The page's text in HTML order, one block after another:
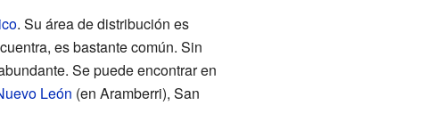
. Su área de distribución es
es bastante común. Sin
Se puede encontrar en
León (en Aramberri), San